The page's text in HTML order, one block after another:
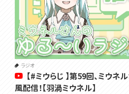
ラジオ
【#ミウらじ 】第59回、ミウ
風配信！【羽渦ミウネル】